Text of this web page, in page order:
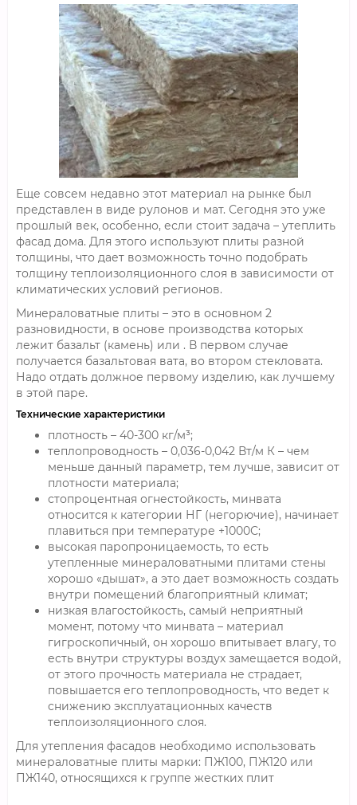
Еще совсем недавно этот материал на рынке был
представлен в виде рулонов и мат. Сегодня это уже
прошлый век, особенно, если стоит задача – утеплить
фасад дома. Для этого используют плиты разной
толщины, что дает возможность точно подобрать
толщину теплоизоляционного слоя в зависимости от
климатических условий регионов.
Минераловатные плиты – это в основном 2
разновидности, в основе производства которых
лежит базальт (камень) или . В первом случае
получается базальтовая вата, во втором стекловата.
Надо отдать должное первому изделию, как лучшему
в этой паре.
Технические характеристики
плотность – 40-300 кг/м³;
теплопроводность – 0,036-0,042 Вт/м К – чем
меньше данный параметр, тем лучше, зависит от
плотности материала;
стопроцентная огнестойкость, минвата
относится к категории НГ (негорючие), начинает
плавиться при температуре +1000С;
высокая паропроницаемость, то есть
утепленные минераловатными плитами стены
хорошо «дышат», а это дает возможность создать
внутри помещений благоприятный климат;
низкая влагостойкость, самый неприятный
момент, потому что минвата – материал
гигроскопичный, он хорошо впитывает влагу, то
есть внутри структуры воздух замещается водой,
от этого прочность материала не страдает,
повышается его теплопроводность, что ведет к
снижению эксплуатационных качеств
теплоизоляционного слоя.
Для утепления фасадов необходимо использовать
минераловатные плиты марки: ПЖ100, ПЖ120 или
ПЖ140, относящихся к группе жестких плит